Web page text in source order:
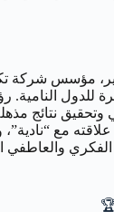
المولود في 22 فبراير،
للدول النامية.
مع “نادية”،
والعاطفي